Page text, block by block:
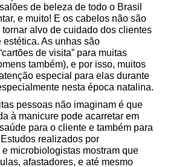
de beleza de todo o Brasil
e muito! E os cabelos não são
alvo de cuidado dos clientes
estética. As unhas são
de visita” para muitas
também), e por isso, muitos
especial para elas durante
nesta época natalina.
pessoas não imaginam é que
à manicure pode acarretar em
para o cliente e também para
realizados por
microbiologistas mostram que
afastadores, e até mesmo